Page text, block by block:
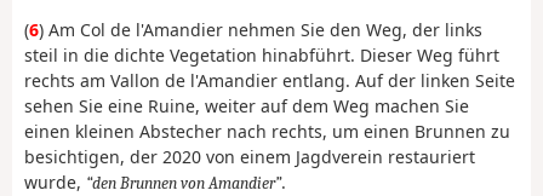
(6) Am Col de l'Amandier nehmen Sie den Weg, der links
steil in die dichte Vegetation hinabführt. Dieser Weg führt
rechts am Vallon de l'Amandier entlang. Auf der linken Seite
sehen Sie eine Ruine, weiter auf dem Weg machen Sie
einen kleinen Abstecher nach rechts, um einen Brunnen zu
besichtigen, der 2020 von einem Jagdverein restauriert
wurde, den Brunnen von Amandier .